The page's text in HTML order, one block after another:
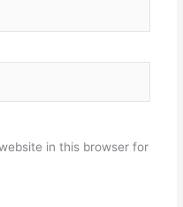
in this browser for